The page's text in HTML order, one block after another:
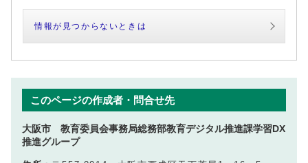
情報が見つからないときは
このページの作成者・問合せ先
大阪市 教育委員会事務局総務部教育デジタル推進課学習DX
推進グループ